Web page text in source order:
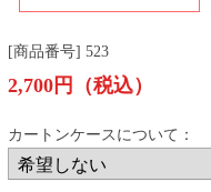
[商品番号] 523
2,700円（税込）
カートンケースについて：